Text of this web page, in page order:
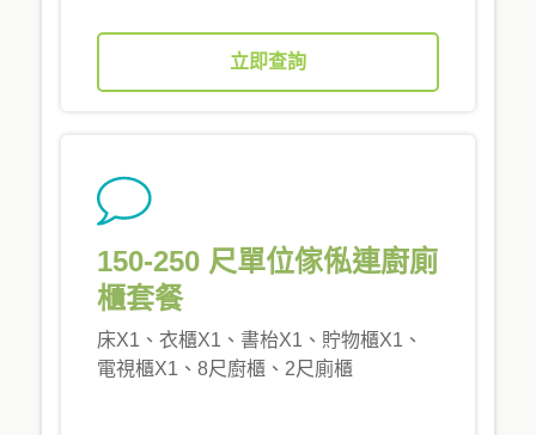
立即查詢
150-250 尺單位傢俬連廚廁
櫃套餐
床X1、衣櫃X1、書枱X1、貯物櫃X1、
電視櫃X1、8尺廚櫃、2尺廁櫃